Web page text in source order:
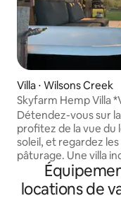
Villa ⋅ Wilsons Creek
Skyfarm Hemp Villa
pays de Byron
Détendez-vous sur
profitez de la vue du
soleil, et regardez
pâturage. Une villa
milieu d'une ferme
sur la campagne au
sentirez immergé
locations de